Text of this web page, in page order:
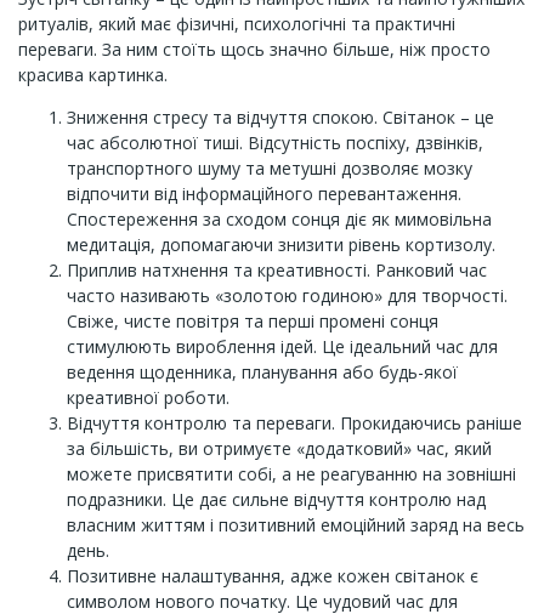
ритуалів, який має фізичні, психологічні та практичні
переваги. За ним стоїть щось значно більше, ніж просто
красива картинка.
Зниження стресу та відчуття спокою. Світанок – це
час абсолютної тиші. Відсутність поспіху, дзвінків,
транспортного шуму та метушні дозволяє мозку
відпочити від інформаційного перевантаження.
Спостереження за сходом сонця діє як мимовільна
медитація, допомагаючи знизити рівень кортизолу.
Приплив натхнення та креативності. Ранковий час
часто називають «золотою годиною» для творчості.
Свіже, чисте повітря та перші промені сонця
стимулюють вироблення ідей. Це ідеальний час для
ведення щоденника, планування або будь-якої
креативної роботи.
Відчуття контролю та переваги. Прокидаючись раніше
за більшість, ви отримуєте «додатковий» час, який
можете присвятити собі, а не реагуванню на зовнішні
подразники. Це дає сильне відчуття контролю над
власним життям і позитивний емоційний заряд на весь
день.
Позитивне налаштування, адже кожен світанок є
символом нового початку. Це чудовий час для